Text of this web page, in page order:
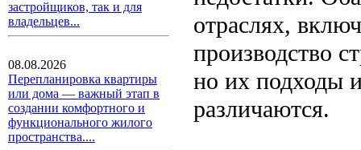
застройщиков, так и для
владельцев...
08.08.2026
Перепланировка квартиры
или дома — важный этап в
создании комфортного и
функционального жилого
пространства....
отраслях,
производство
но их подходы
различаются.